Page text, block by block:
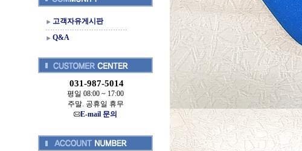
고객자유게시판
Q&A
031-987-5014
평일 08:00 ~ 17:00
주말. 공휴일 휴무
E-mail 문의